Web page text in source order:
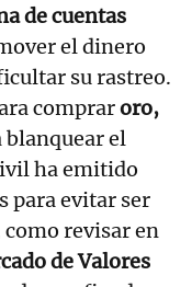
de cuentas
el dinero
su rastreo.
compraroro,
blanquear el
ha emitido
para evitar ser
revisar en
de Valores